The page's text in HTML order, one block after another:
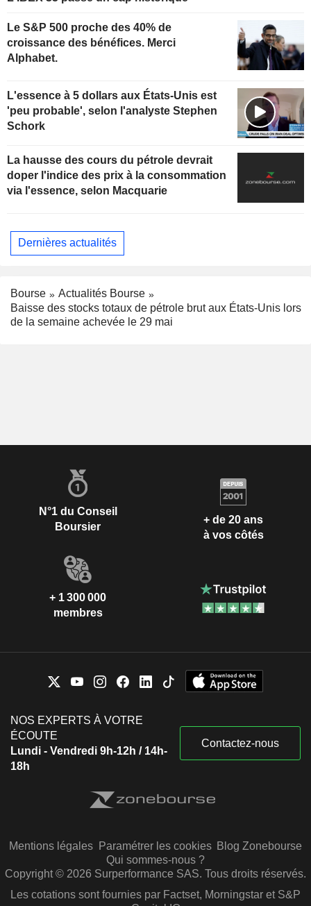
Le S&P 500 proche des 40% de
croissance des bénéfices. Merci
Alphabet.
L'essence à 5 dollars aux États-Unis est
'peu probable', selon l'analyste Stephen
Schork
La hausse des cours du pétrole devrait
doper l'indice des prix à la consommation
via l'essence, selon Macquarie
Dernières actualités
Bourse
Actualités Bourse
Baisse des stocks totaux de pétrole brut aux États-Unis lors
de la semaine achevée le 29 mai
N°1 du Conseil
Boursier
+ de 20 ans
à vos côtés
+ 1 300 000
membres
NOS EXPERTS À VOTRE
ÉCOUTE
Lundi - Vendredi 9h-12h / 14h-
18h
Contactez-nous
Mentions légales Paramétrer les cookies Blog Zonebourse
Qui sommes-nous ?
Copyright © 2026 Surperformance SAS. Tous droits réservés.
Les cotations sont fournies par Factset, Morningstar et S&P